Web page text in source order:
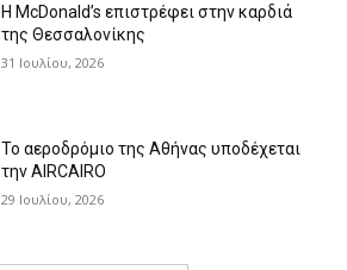
Η McDonald’s επιστρέφει στην καρδιά
της Θεσσαλονίκης
31 Ιουλίου, 2026
Το αεροδρόμιο της Αθήνας υποδέχεται
την AIRCAIRO
29 Ιουλίου, 2026